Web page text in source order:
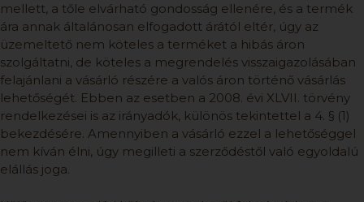
mellett, a tőle elvárható gondosság ellenére, és a termék
ára annak általánosan elfogadott árától eltér, úgy az
üzemeltető nem köteles a terméket a hibás áron
szolgáltatni, de köteles a megrendelés visszaigazolásában
felajánlani a vásárló részére a valós áron történő vásárlás
lehetőségét. Ebben az esetben a 2008. évi XLVII. törvény
rendelkezései is az irányadók, különös tekintettel a 4. § (1)
bekezdésére. Amennyiben a vásárló ezzel a lehetőséggel
nem kíván élni, úgy megilleti a szerződéstől való egyoldalú
elállás joga.